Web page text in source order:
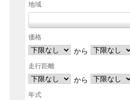
地域
価格
から
走行距離
から
年式